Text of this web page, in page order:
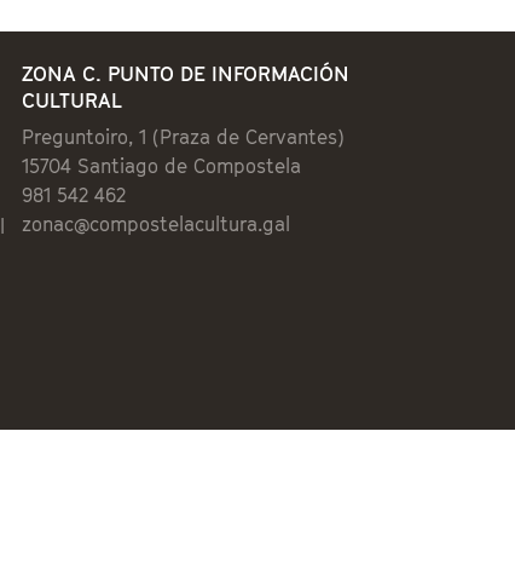
ZONA C. PUNTO DE INFORMACIÓN
CULTURAL
Preguntoiro, 1 (Praza de Cervantes)
15704 Santiago de Compostela
981 542 462
zonac@compostelacultura.gal